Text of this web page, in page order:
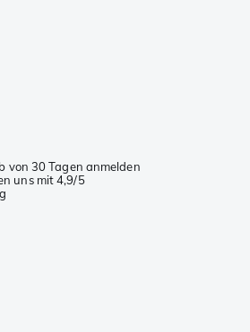
von 30 Tagen anmelden
uns mit 4,9/5